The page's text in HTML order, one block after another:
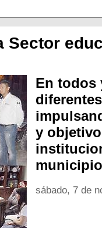
Sector
En todos
y
sábado, 7 de